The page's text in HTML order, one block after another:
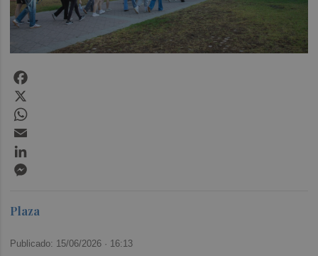
Plaza
Publicado: 15/06/2026 · 16:13